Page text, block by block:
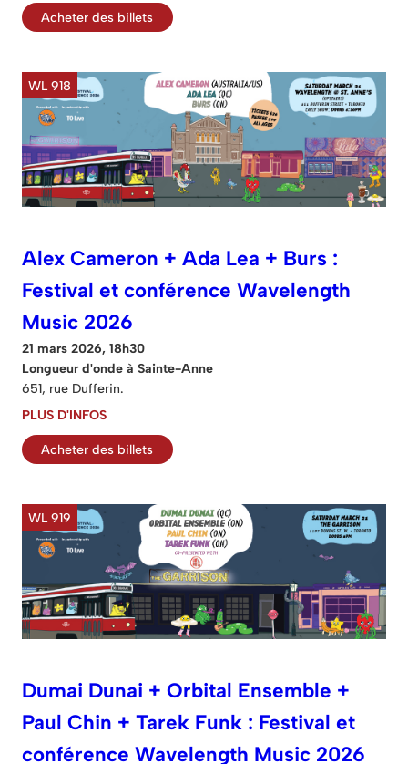
Acheter des billets
WL 918
Alex Cameron + Ada Lea + Burs :
Festival et conférence Wavelength
Music 2026
21 mars 2026, 18h30
Longueur d'onde à Sainte-Anne
651, rue Dufferin.
PLUS D'INFOS
Acheter des billets
WL 919
Dumai Dunai + Orbital Ensemble +
Paul Chin + Tarek Funk : Festival et
conférence Wavelength Music 2026